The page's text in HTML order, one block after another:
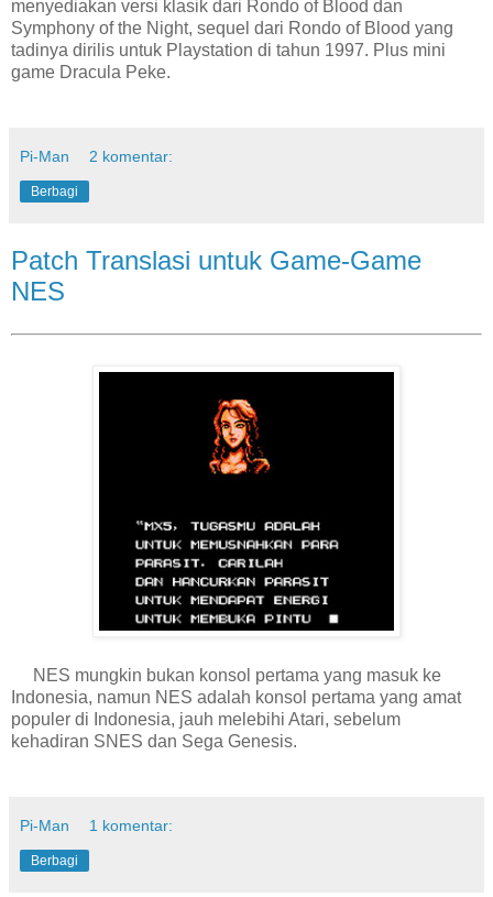
menyediakan versi klasik dari Rondo of Blood dan
Symphony of the Night, sequel dari Rondo of Blood yang
tadinya dirilis untuk Playstation di tahun 1997. Plus mini
game Dracula Peke.
Pi-Man 2 komentar:
Berbagi
Patch Translasi untuk Game-Game
NES
NES mungkin bukan konsol pertama yang masuk ke
Indonesia, namun NES adalah konsol pertama yang amat
populer di Indonesia, jauh melebihi Atari, sebelum
kehadiran SNES dan Sega Genesis.
Pi-Man 1 komentar:
Berbagi